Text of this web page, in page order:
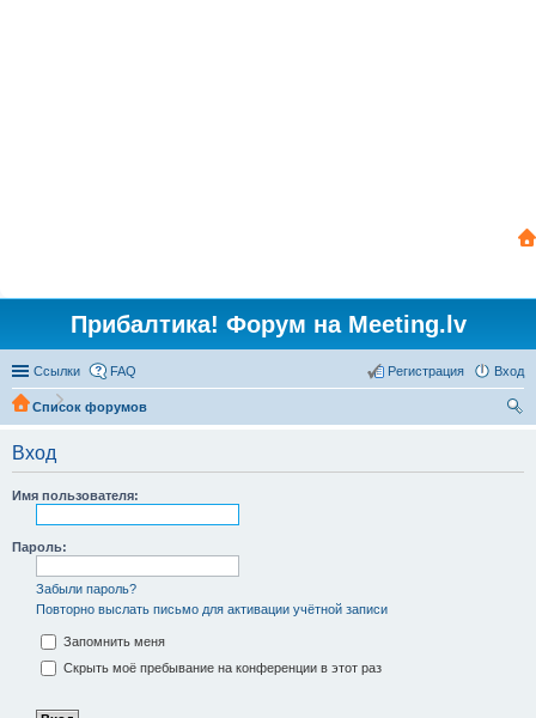
Прибалтика! Форум на Meeting.lv
Ссылки FAQ Вход
Регистрация
Список форумов
Вход
Имя пользователя:
Пароль:
Забыли пароль?
Повторно выслать письмо для активации учётной записи
Запомнить меня
Скрыть моё пребывание на конференции в этот раз